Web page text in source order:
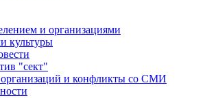
и организациями
культуры
"сект"
и конфликты со СМИ